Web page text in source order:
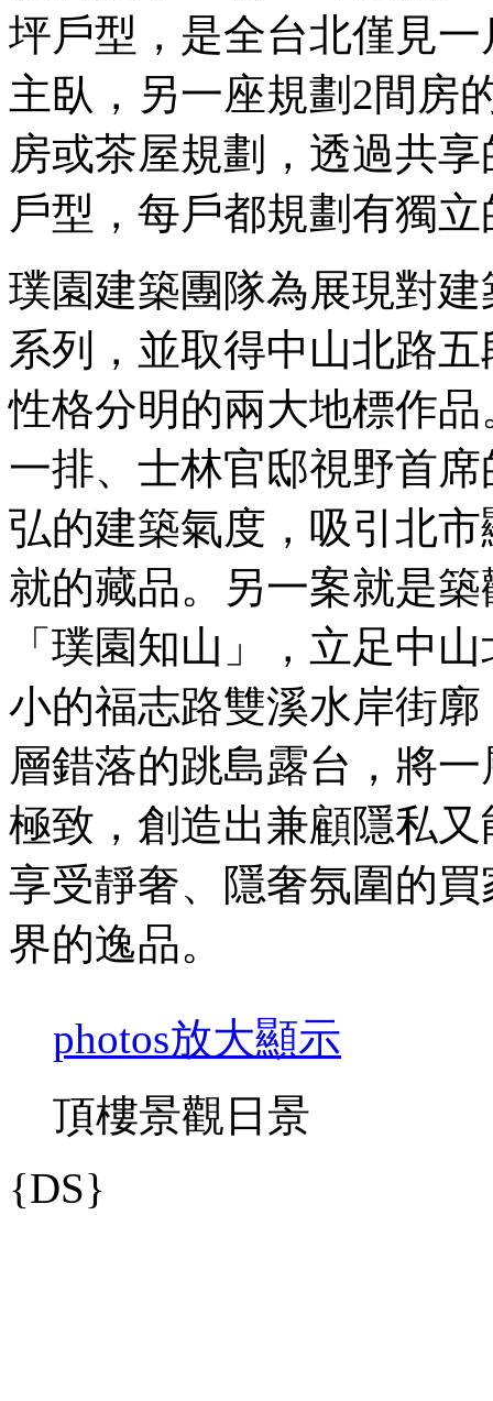
坪戶型，是全台北僅見
主臥，另一座規劃2間房
房或茶屋規劃，透過共
戶型，每戶都規劃有獨
璞園建築團隊為展現對
系列，並取得中山北路
性格分明的兩大地標作
一排、士林官邸視野首
弘的建築氣度，吸引北
就的藏品。另一案就是
「璞園知山」，立足中
小的福志路雙溪水岸街
層錯落的跳島露台，將
極致，創造出兼顧隱私
享受靜奢、隱奢氛圍的
界的逸品。
photos放大顯示
頂樓景觀日景
{DS}